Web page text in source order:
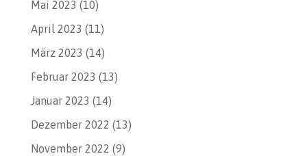
Mai 2023 (10)
April 2023 (11)
März 2023 (14)
Februar 2023 (13)
Januar 2023 (14)
Dezember 2022 (13)
November 2022 (9)